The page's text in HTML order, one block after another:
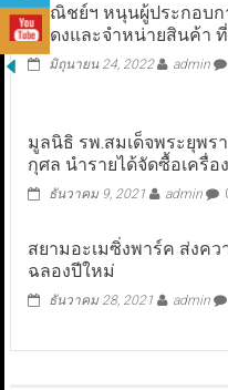
พาณิชย์ฯ หนุนผู้ประกอบก
แสดงและจำหน่ายสินค้า
มิถุนายน 24, 2022 admin
มูลนิธิ รพ.สมเด็จพระยุพร
กุศล นำรายได้จัดซื้อเครื่
ธันวาคม 9, 2021 admin
สยามอะเมซิ่งพาร์ค ส่งคว
ฉลองปีใหม่
ธันวาคม 28, 2021 admin